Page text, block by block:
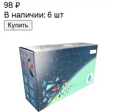
98 ₽
В наличии: 6 шт
Купить